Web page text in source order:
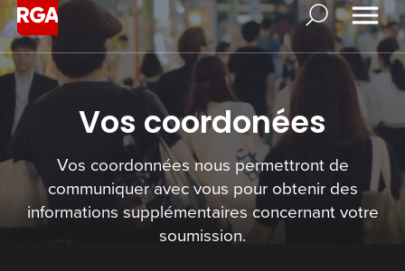
Vos coordonées
Vos coordonnées nous permettront de
communiquer avec vous pour obtenir des
informations supplémentaires concernant votre
soumission.